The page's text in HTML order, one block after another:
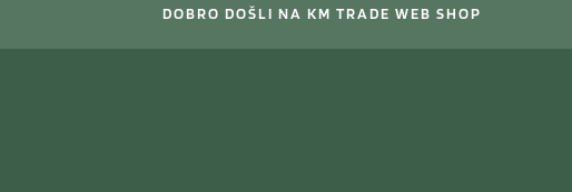
DOBRO DOŠLI NA KM TRADE WEB SHOP